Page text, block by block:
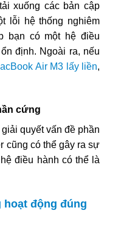
xuống các bản cập
lỗi hệ thống nghiêm
bạn có một hệ điều
định. Ngoài ra, nếu
Air M3 lấy liền,
cứng
quyết vấn đề phần
cũng có thể gây ra sự
điều hành có thể là
hoạt động đúng